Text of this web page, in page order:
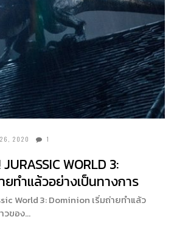
26, 2020 1
WORLD 3:
ยทำแล้วอย่างเป็นทางการ
World 3: Dominion เริ่มถ่ายทำแล้ว
วของ…